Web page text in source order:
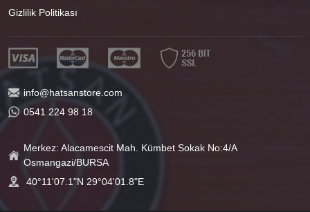
Gizlilik Politikası
info@hatsanstore.com
0541 224 98 18
Merkez: Alacamescit Mah. Kümbet Sokak No:4/A
Osmangazi/BURSA
40°11'07.1"N 29°04'01.8"E